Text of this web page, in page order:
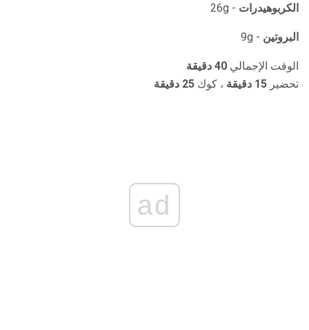
الكربوهيدرات - 26g
البروتين - 9g
الوقت الإجمالي 40 دقيقة
تحضير 15 دقيقة ، كوك 25 دقيقة
ad